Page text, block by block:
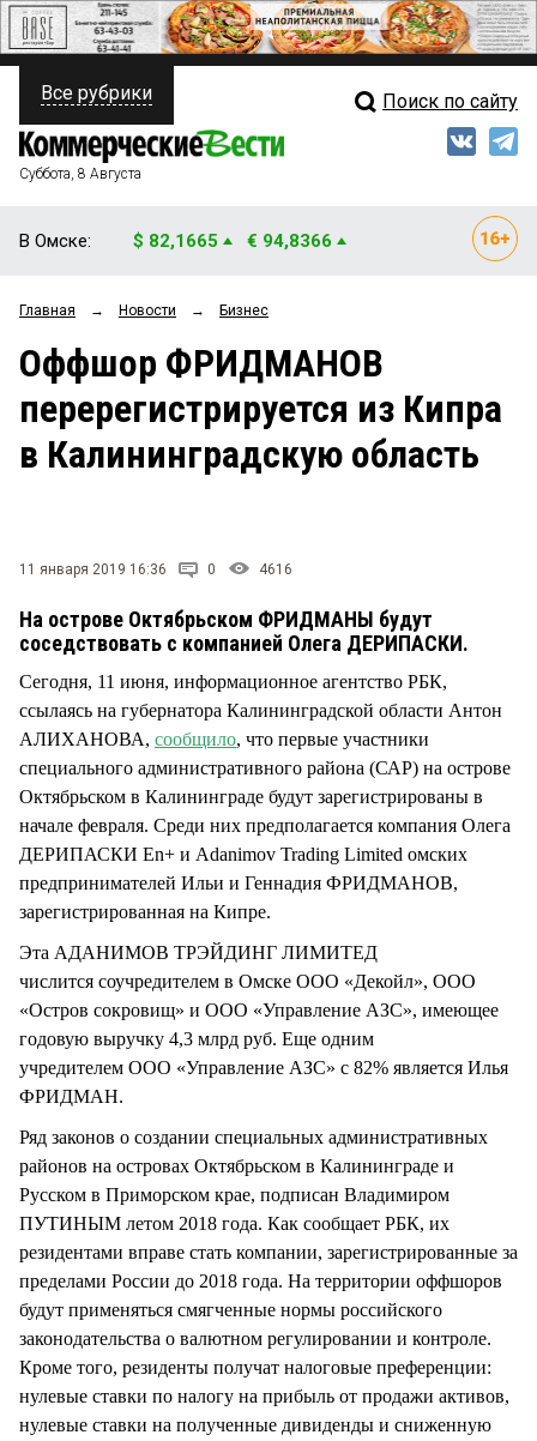
ПОЛИТИКА
ФИНАНСЫ
ОБЩЕСТВО
ЗАКОН
НОВОСТИ КОМПАНИЙ
Свежий выпуск
Рейтинги
Блоги
Архив
Все рубрики Поиск по сайту
Суббота, 8 Августа
В Омске: $ 82,1665 € 94,8366
Главная → Новости → Бизнес
Оффшор ФРИДМАНОВ
перерегистрируется из Кипра
в Калининградскую область
11 января 2019 16:36 0 4616
На острове Октябрьском ФРИДМАНЫ будут
соседствовать с компанией Олега ДЕРИПАСКИ.
Сегодня, 11 июня, информационное агентство РБК,
ссылаясь на губернатора Калининградской области Антон
АЛИХАНОВА, сообщило, что первые участники
специального административного района (САР) на острове
Октябрьском в Калининграде будут зарегистрированы в
начале февраля. Среди них предполагается компания Олега
ДЕРИПАСКИ En+ и Adanimov Trading Limited омских
предпринимателей Ильи и Геннадия ФРИДМАНОВ,
зарегистрированная на Кипре.
Эта АДАНИМОВ ТРЭЙДИНГ ЛИМИТЕД
числится соучредителем в Омске ООО «Декойл», ООО
«Остров сокровищ» и ООО «Управление АЗС», имеющее
годовую выручку 4,3 млрд руб. Еще одним
учредителем ООО «Управление АЗС» с 82% является Илья
ФРИДМАН.
Ряд законов о создании специальных административных
районов на островах Октябрьском в Калининграде и
Русском в Приморском крае, подписан Владимиром
ПУТИНЫМ летом 2018 года. Как сообщает РБК, их
резидентами вправе стать компании, зарегистрированные за
пределами России до 2018 года. На территории оффшоров
будут применяться смягченные нормы российского
законодательства о валютном регулировании и контроле.
Кроме того, резиденты получат налоговые преференции:
нулевые ставки по налогу на прибыль от продажи активов,
нулевые ставки на полученные дивиденды и сниженную